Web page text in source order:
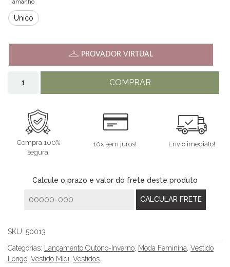
Único
PROVADOR VIRTUAL
COMPRAR
Compra 100%
segura!
10x sem juros! Envio imediato!
Calcule o prazo e valor do frete deste produto
SKU: 50013
Categorias: Lançamento Outono-Inverno, Moda Feminina, Vestido
Longo, Vestido Midi, Vestidos